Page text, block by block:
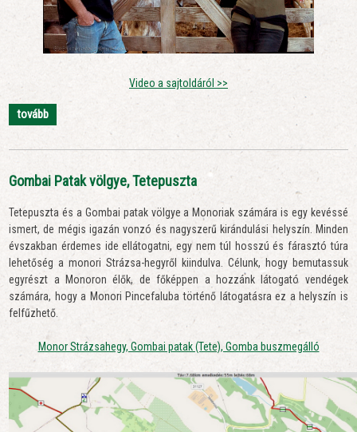
Video a sajtoldáról >>
tovább
Gombai Patak völgye, Tetepuszta
Tetepuszta és a Gombai patak völgye a Monoriak számára is egy kevéssé
ismert, de mégis igazán vonzó és nagyszerű kirándulási helyszín. Minden
évszakban érdemes ide ellátogatni, egy nem túl hosszú és fárasztó túra
lehetőség a monori Strázsa-hegyről kiindulva. Célunk, hogy bemutassuk
egyrészt a Monoron élők, de főképpen a hozzánk látogató vendégek
számára, hogy a Monori Pincefaluba történő látogatásra ez a helyszín is
felfűzhető.
Monor Strázsahegy, Gombai patak (Tete), Gomba buszmegálló